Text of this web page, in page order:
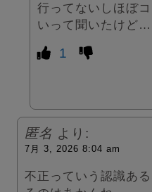
行ってないしほぼ
いって聞いたけど…
1
匿名 より:
7月 3, 2026 8:04 am
不正っていう認識あ